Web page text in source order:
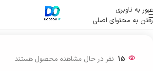
عبور به ناوبری
رفتن به محتوای اصلی
خانه/ ذخیره ساز اطلاعات
15 نفر در حال مشاهده محصول هستند